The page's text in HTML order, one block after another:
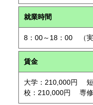
就業時間
8：00～18：00 （実
賃金
大学：210,000円
校：210,000円 専修